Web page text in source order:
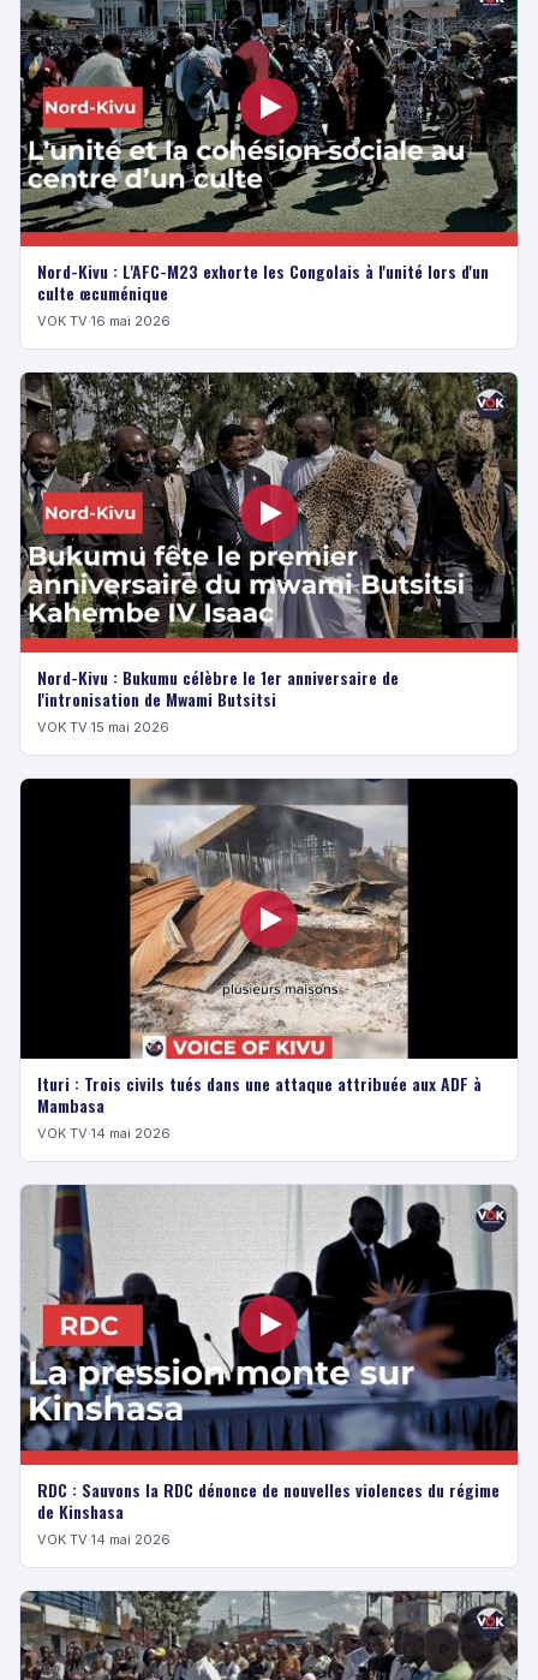
Nord-Kivu : L'AFC-M23 exhorte les Congolais à l'unité lors d'un
culte œcuménique
VOK TV·16 mai 2026
Nord-Kivu : Bukumu célèbre le 1er anniversaire de
l'intronisation de Mwami Butsitsi
VOK TV·15 mai 2026
Ituri : Trois civils tués dans une attaque attribuée aux ADF à
Mambasa
VOK TV·14 mai 2026
RDC : Sauvons la RDC dénonce de nouvelles violences du régime
de Kinshasa
VOK TV·14 mai 2026